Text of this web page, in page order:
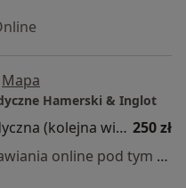
Mapa
Hamerski & Inglot
Konsultacja neurologopedyczna (kolejna wizyta) 250 zł
Specjalista nie oferuje umawiania online pod tym adresem.